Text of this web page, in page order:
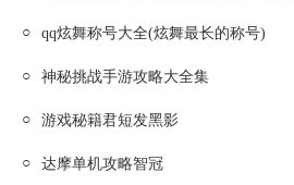
○ qq炫舞称号大全(炫舞最长的称号)
○ 神秘挑战手游攻略大全集
○ 游戏秘籍君短发黑影
○ 达摩单机攻略智冠